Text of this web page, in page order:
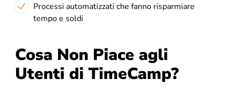
Processi automatizzati che fanno risparmiare
tempo e soldi
Cosa Non Piace agli
Utenti di TimeCamp?